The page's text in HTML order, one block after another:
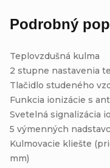
Podrobný
Teplovzdušná kulma
2 stupne nastavenia
Tlačidlo studeného
Funkcia ionizácie s
Svetelná signalizácia
5 výmenných
Kulmovacie kliešte
mm)